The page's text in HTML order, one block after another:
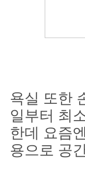
욕실 또한
일부터 최
한데 요즘
용으로 공